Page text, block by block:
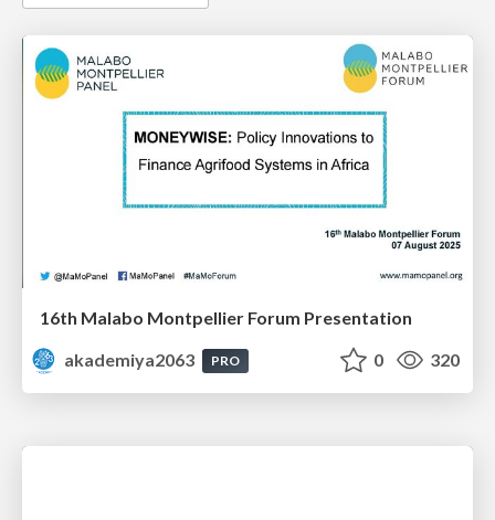
16th Malabo Montpellier Forum Presentation
akademiya2063
PRO 0 320